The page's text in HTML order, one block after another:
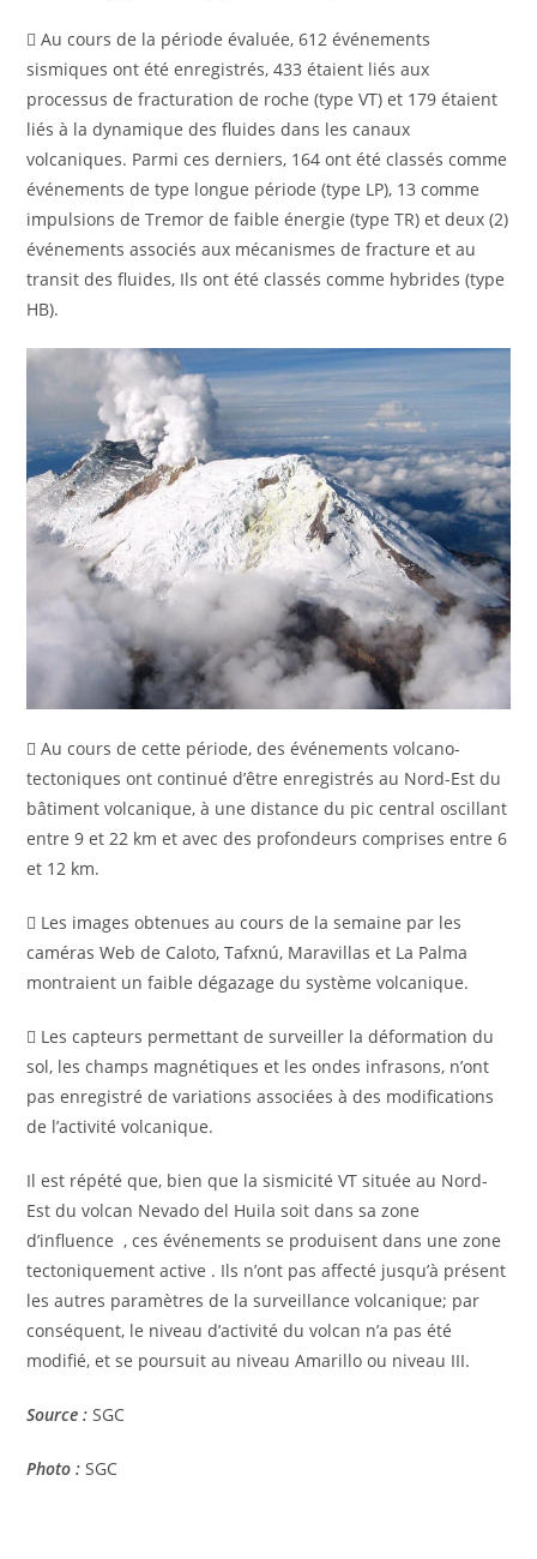
 Au cours de la période évaluée, 612 événements
sismiques ont été enregistrés, 433 étaient liés aux
processus de fracturation de roche (type VT) et 179 étaient
liés à la dynamique des fluides dans les canaux
volcaniques. Parmi ces derniers, 164 ont été classés comme
événements de type longue période (type LP), 13 comme
impulsions de Tremor de faible énergie (type TR) et deux (2)
événements associés aux mécanismes de fracture et au
transit des fluides, Ils ont été classés comme hybrides (type
HB).
 Au cours de cette période, des événements volcano-
tectoniques ont continué d’être enregistrés au Nord-Est du
bâtiment volcanique, à une distance du pic central oscillant
entre 9 et 22 km et avec des profondeurs comprises entre 6
et 12 km.
 Les images obtenues au cours de la semaine par les
caméras Web de Caloto, Tafxnú, Maravillas et La Palma
montraient un faible dégazage du système volcanique.
 Les capteurs permettant de surveiller la déformation du
sol, les champs magnétiques et les ondes infrasons, n’ont
pas enregistré de variations associées à des modifications
de l’activité volcanique.
Il est répété que, bien que la sismicité VT située au Nord-
Est du volcan Nevado del Huila soit dans sa zone
d’influence , ces événements se produisent dans une zone
tectoniquement active . Ils n’ont pas affecté jusqu’à présent
les autres paramètres de la surveillance volcanique; par
conséquent, le niveau d’activité du volcan n’a pas été
modifié, et se poursuit au niveau Amarillo ou niveau III.
Source : SGC
Photo : SGC